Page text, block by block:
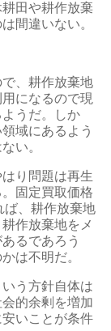
田や耕作放棄
間違いない。
、耕作放棄地
になるので現
うだ。しか
域にあるよう
い。
り問題は再生
固定買取価格
ば、耕作放棄地
作放棄地をメ
るであろう
は不明だ。
う方針自体は
的余剰を増加
いことが条件